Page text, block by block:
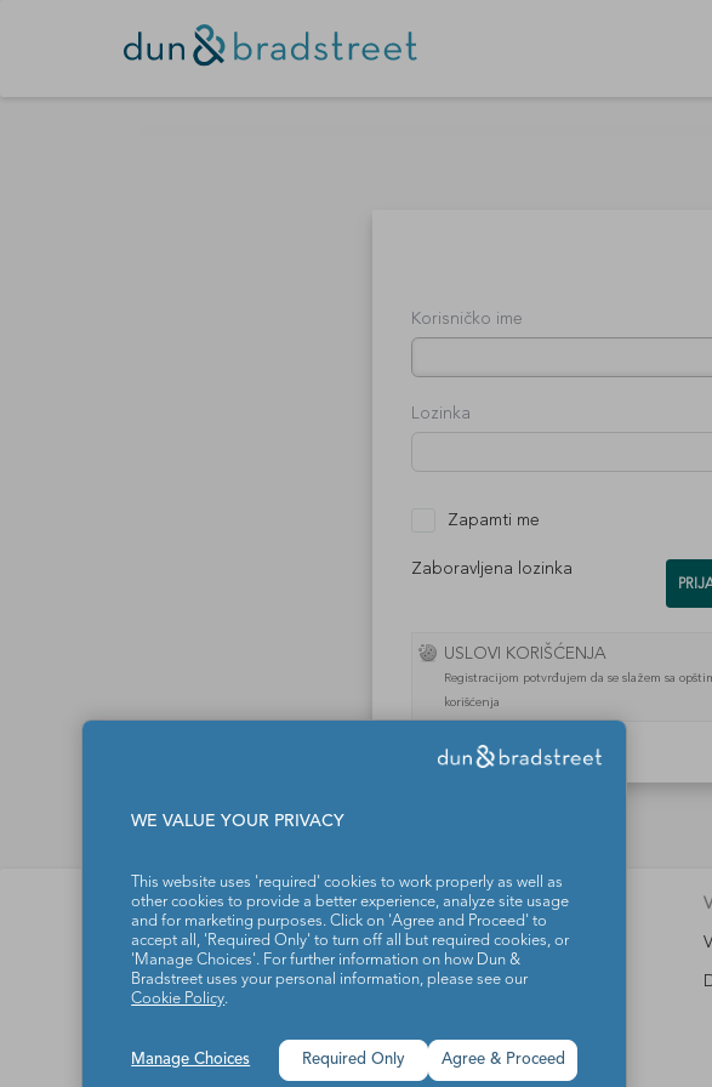
Korisničko ime
Lozinka
Zapamti me
Zaboravljena lozinka
USLOVI KORIŠĆENJA
Registracijom potvrđujem da se slažem sa
korišćenja
WE VALUE YOUR PRIVACY
This website uses 'required' cookies to work properly as well as
other cookies to provide a better experience, analyze site usage
and for marketing purposes. Click on 'Agree and Proceed' to
accept all, 'Required Only' to turn off all but required cookies, or
'Manage Choices'. For further information on how Dun &
Bradstreet uses your personal information, please see our
Cookie Policy.
Manage Choices Agree & Proceed
Required Only
Dun & Bradstreet d.o.o.
O nama
Proizvodi i rešenja